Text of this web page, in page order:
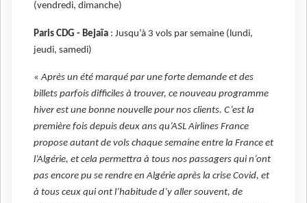
(vendredi, dimanche)
Paris CDG - Bejaïa : Jusqu’à 3 vols par semaine (lundi,
jeudi, samedi)
«Après un été marqué par une forte demande et des
billets parfois difficiles à trouver, ce nouveau programme
hiver est une bonne nouvelle pour nos clients. C’est la
première fois depuis deux ans qu’ASL Airlines France
propose autant de vols chaque semaine entre la France et
l’Algérie, et cela permettra à tous nos passagers qui n’ont
pas encore pu se rendre en Algérie après la crise Covid, et
à tous ceux qui ont l’habitude d’y aller souvent, de